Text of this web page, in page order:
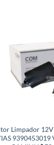
Limpador
9390453019